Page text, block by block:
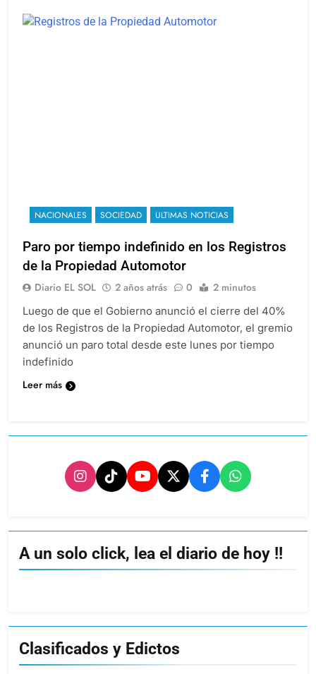
NACIONALES SOCIEDAD ULTIMAS NOTICIAS
Paro por tiempo indefinido en los Registros
de la Propiedad Automotor
Diario EL SOL 2 años atrás 0 2 minutos
Luego de que el Gobierno anunció el cierre del 40%
de los Registros de la Propiedad Automotor, el gremio
anunció un paro total desde este lunes por tiempo
indefinido
Leer más
A un solo click, lea el diario de hoy !!
Clasificados y Edictos